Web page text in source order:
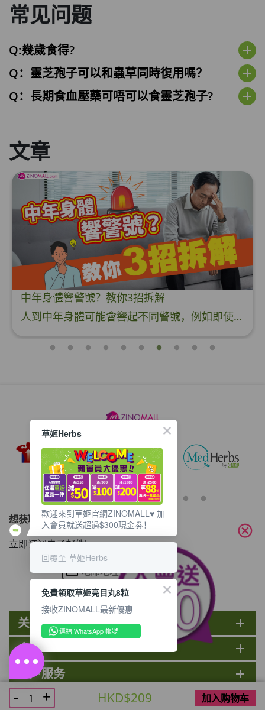
HKD$209 加入购物车
常见问题
Q:幾歲食得? add
Q：靈芝孢子可以和蟲草同時復用嗎？ add
Q：長期食血壓藥可唔可以食靈芝孢子? add
文章
中年身體響警號？教你3招拆解
人到中年身體可能會響起不同警號，例如即使充分休息仍感到疲憊不堪、頻繁感冒、傷口癒合慢，顯示免疫功能減弱或血壓升高、血糖波動、血脂異常，常伴隨頭暈、氣喘、心悸等症狀。隨年齡增長，新陳代謝減慢，脂肪易堆積，血管彈性下降，因此增加三高風險。同時，壓力大、飲食不均衡、缺乏運動等不良生活習慣進一步加劇問題。此外，免疫系統功能隨年齡逐漸衰退，抵抗力下降，易受感染。這些因素交互作用，使中年人健康風險上升，因此需注重健康管理。以下小編為大家介紹三款保健產品，能為大家提升免疫功能，降低三高危機。 草姬靈芝孢子 超過8
想获取最新的优惠资讯？
立即订阅电子邮件!
关于ZINOMALL add
会员 add
客户服务 add
@ ZINOMALL 2026. All rights reserved.
cancel
草姬Herbs
歡迎來到草姬官網ZINOMALL♥️ 加
入會員就送超過$300現金劵！
回覆至 草姬Herbs
免費領取草姬亮目丸8粒
接收ZINOMALL最新優惠
連結 WhatsApp 帳號